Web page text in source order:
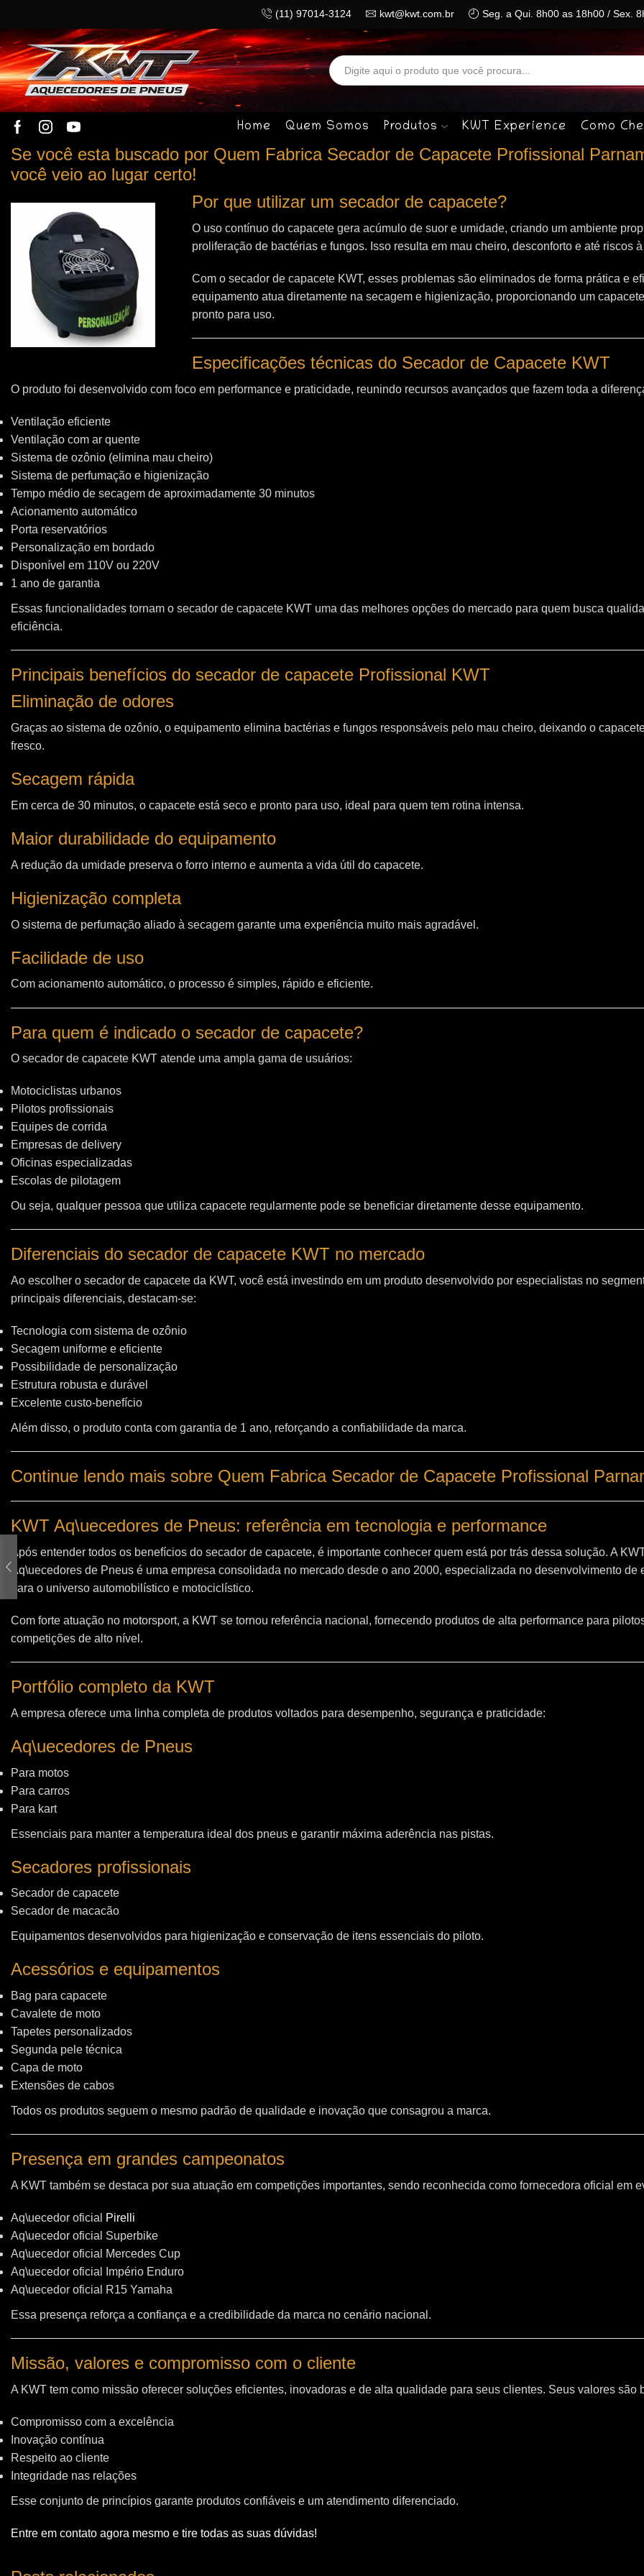
(11) 97014-3124 kwt@kwt.com.br Seg. a Qui. 8h00 as 18h00 / Sex.
Search
input
Home Quem Somos Produtos KWT Experience Como
Se você esta buscado por Quem Fabrica Secador de Capacete Profissional
você veio ao lugar certo!
Por que utilizar um secador de capacete?
O uso contínuo do capacete gera acúmulo de suor e umidade, criando um ambiente
proliferação de bactérias e fungos. Isso resulta em mau cheiro, desconforto e até riscos
Com o secador de capacete KWT, esses problemas são eliminados de forma prática e
equipamento atua diretamente na secagem e higienização, proporcionando um
pronto para uso.
Especificações técnicas do Secador de Capacete KWT
O produto foi desenvolvido com foco em performance e praticidade, reunindo recursos avançados que fazem toda a
Ventilação eficiente
Ventilação com ar quente
Sistema de ozônio (elimina mau cheiro)
Sistema de perfumação e higienização
Tempo médio de secagem de aproximadamente 30 minutos
Acionamento automático
Porta reservatórios
Personalização em bordado
Disponível em 110V ou 220V
1 ano de garantia
Essas funcionalidades tornam o secador de capacete KWT uma das melhores opções do mercado para quem busca
eficiência.
Principais benefícios do secador de capacete Profissional KWT
Eliminação de odores
Graças ao sistema de ozônio, o equipamento elimina bactérias e fungos responsáveis pelo mau cheiro, deixando o
fresco.
Secagem rápida
Em cerca de 30 minutos, o capacete está seco e pronto para uso, ideal para quem tem rotina intensa.
Maior durabilidade do equipamento
A redução da umidade preserva o forro interno e aumenta a vida útil do capacete.
Higienização completa
O sistema de perfumação aliado à secagem garante uma experiência muito mais agradável.
Facilidade de uso
Com acionamento automático, o processo é simples, rápido e eficiente.
Para quem é indicado o secador de capacete?
O secador de capacete KWT atende uma ampla gama de usuários:
Motociclistas urbanos
Pilotos profissionais
Equipes de corrida
Empresas de delivery
Oficinas especializadas
Escolas de pilotagem
Ou seja, qualquer pessoa que utiliza capacete regularmente pode se beneficiar diretamente desse equipamento.
Diferenciais do secador de capacete KWT no mercado
Ao escolher o secador de capacete da KWT, você está investindo em um produto desenvolvido por especialistas no
principais diferenciais, destacam-se:
Tecnologia com sistema de ozônio
Secagem uniforme e eficiente
Possibilidade de personalização
Estrutura robusta e durável
Excelente custo-benefício
Além disso, o produto conta com garantia de 1 ano, reforçando a confiabilidade da marca.
Continue lendo mais sobre Quem Fabrica Secador de Capacete Profissional
KWT Aq\uecedores de Pneus: referência em tecnologia e performance
Após entender todos os benefícios do secador de capacete, é importante conhecer quem está por trás dessa solução. A
Aq\uecedores de Pneus é uma empresa consolidada no mercado desde o ano 2000, especializada no desenvolvimento de
para o universo automobilístico e motociclístico.
Com forte atuação no motorsport, a KWT se tornou referência nacional, fornecendo produtos de alta performance para
competições de alto nível.
Portfólio completo da KWT
A empresa oferece uma linha completa de produtos voltados para desempenho, segurança e praticidade:
Aq\uecedores de Pneus
Para motos
Para carros
Para kart
Essenciais para manter a temperatura ideal dos pneus e garantir máxima aderência nas pistas.
Secadores profissionais
Secador de capacete
Secador de macacão
Equipamentos desenvolvidos para higienização e conservação de itens essenciais do piloto.
Acessórios e equipamentos
Bag para capacete
Cavalete de moto
Tapetes personalizados
Segunda pele técnica
Capa de moto
Extensões de cabos
Todos os produtos seguem o mesmo padrão de qualidade e inovação que consagrou a marca.
Presença em grandes campeonatos
A KWT também se destaca por sua atuação em competições importantes, sendo reconhecida como fornecedora oficial em
Aq\uecedor oficial
Pirelli
Aq\uecedor oficial Superbike
Aq\uecedor oficial Mercedes Cup
Aq\uecedor oficial Império Enduro
Aq\uecedor oficial R15 Yamaha
Essa presença reforça a confiança e a credibilidade da marca no cenário nacional.
Missão, valores e compromisso com o cliente
A KWT tem como missão oferecer soluções eficientes, inovadoras e de alta qualidade para seus clientes. Seus valores são
Compromisso com a excelência
Inovação contínua
Respeito ao cliente
Integridade nas relações
Esse conjunto de princípios garante produtos confiáveis e um atendimento diferenciado.
Entre em contato agora mesmo e tire todas as suas dúvidas!